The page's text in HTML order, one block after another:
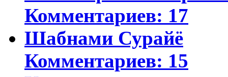
Комментариев: 17
Шабнами Сурайё
Комментариев: 15